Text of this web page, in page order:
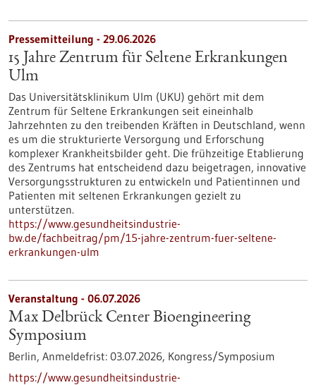
Pressemitteilung - 29.06.2026
15 Jahre Zentrum für Seltene Erkrankungen
Ulm
Das Universitätsklinikum Ulm (UKU) gehört mit dem
Zentrum für Seltene Erkrankungen seit eineinhalb
Jahrzehnten zu den treibenden Kräften in Deutschland, wenn
es um die strukturierte Versorgung und Erforschung
komplexer Krankheitsbilder geht. Die frühzeitige Etablierung
des Zentrums hat entscheidend dazu beigetragen, innovative
Versorgungsstrukturen zu entwickeln und Patientinnen und
Patienten mit seltenen Erkrankungen gezielt zu
unterstützen.
https://www.gesundheitsindustrie-
bw.de/fachbeitrag/pm/15-jahre-zentrum-fuer-seltene-
erkrankungen-ulm
Veranstaltung - 06.07.2026
Max Delbrück Center Bioengineering
Symposium
Berlin, Anmeldefrist: 03.07.2026, Kongress/Symposium
https://www.gesundheitsindustrie-